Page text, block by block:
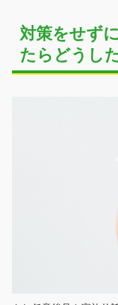
対策をせず
たらどうし